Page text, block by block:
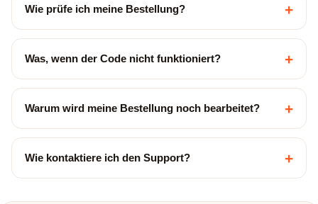
Wie prüfe ich meine Bestellung? +
Was, wenn der Code nicht funktioniert? +
Warum wird meine Bestellung noch bearbeitet? +
Wie kontaktiere ich den Support? +